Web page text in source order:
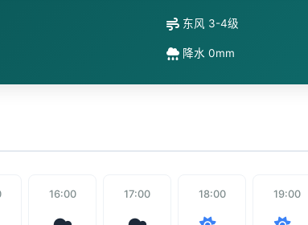
东风 3-4级
降水 0mm
16:00 17:00 18:00 19:00